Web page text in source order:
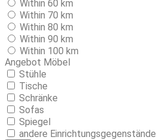
Within 60 km
Within 70 km
Within 80 km
Within 90 km
Within 100 km
Angebot Möbel
Stühle
Tische
Schränke
Sofas
Spiegel
andere Einrichtungsgegenstände